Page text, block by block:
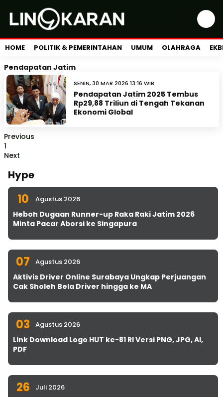
HOME POLITIK & PEMERINTAHAN UMUM OLAHRAGA
Pendapatan Jatim
SENIN, 30 MAR 2026 13:16 WIB
Pendapatan Jatim 2025 Tembus
Rp29,88 Triliun di Tengah Tekanan
Ekonomi Global
Previous
1
Next
Hype
10 Agustus 2026
Heboh Dugaan Runner-up Raka Raki Jatim 2026
Minta Pacar Aborsi ke Singapura
07 Agustus 2026
Aktivis Driver Online Surabaya Ungkap Perjuangan
Cak Sholeh Bela Driver hingga ke MA
03 Agustus 2026
Link Download Logo HUT ke-81 RI Versi PNG, JPG, AI,
PDF
26 Juli 2026